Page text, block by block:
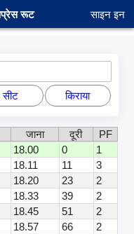
रूट साइन इन
सीट किराया
जाना दूरी
PF
18.00 0
1
18.11 11
3
18.20 23
2
18.33 39
2
18.45 51
2
18.57 66
2